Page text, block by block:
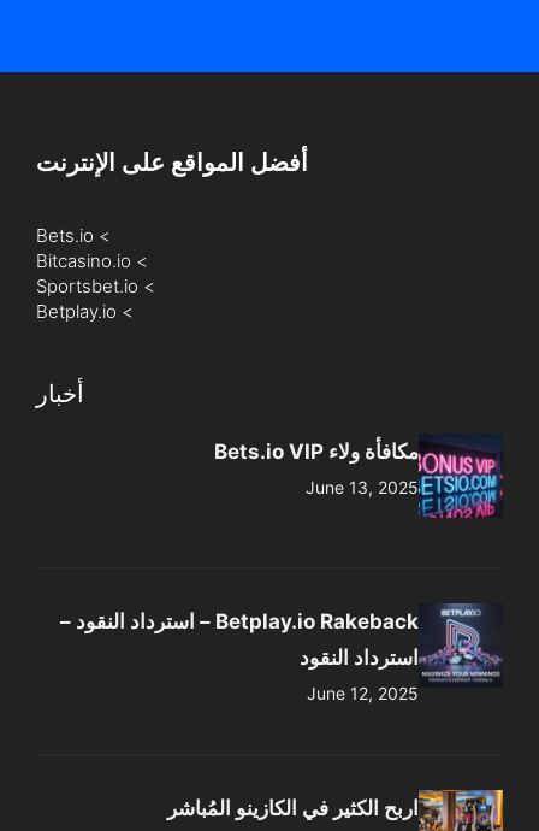
أفضل المواقع على الإنترنت
>
Bets.io
>
Bitcasino.io
>
Sportsbet.io
>
Betplay.io
أخبار
مكافأة ولاء Bets.io VIP
June 13, 2025
Betplay.io Rakeback – استرداد النقود –
استرداد النقود
June 12, 2025
اربح الكثير في الكازينو المُباشر